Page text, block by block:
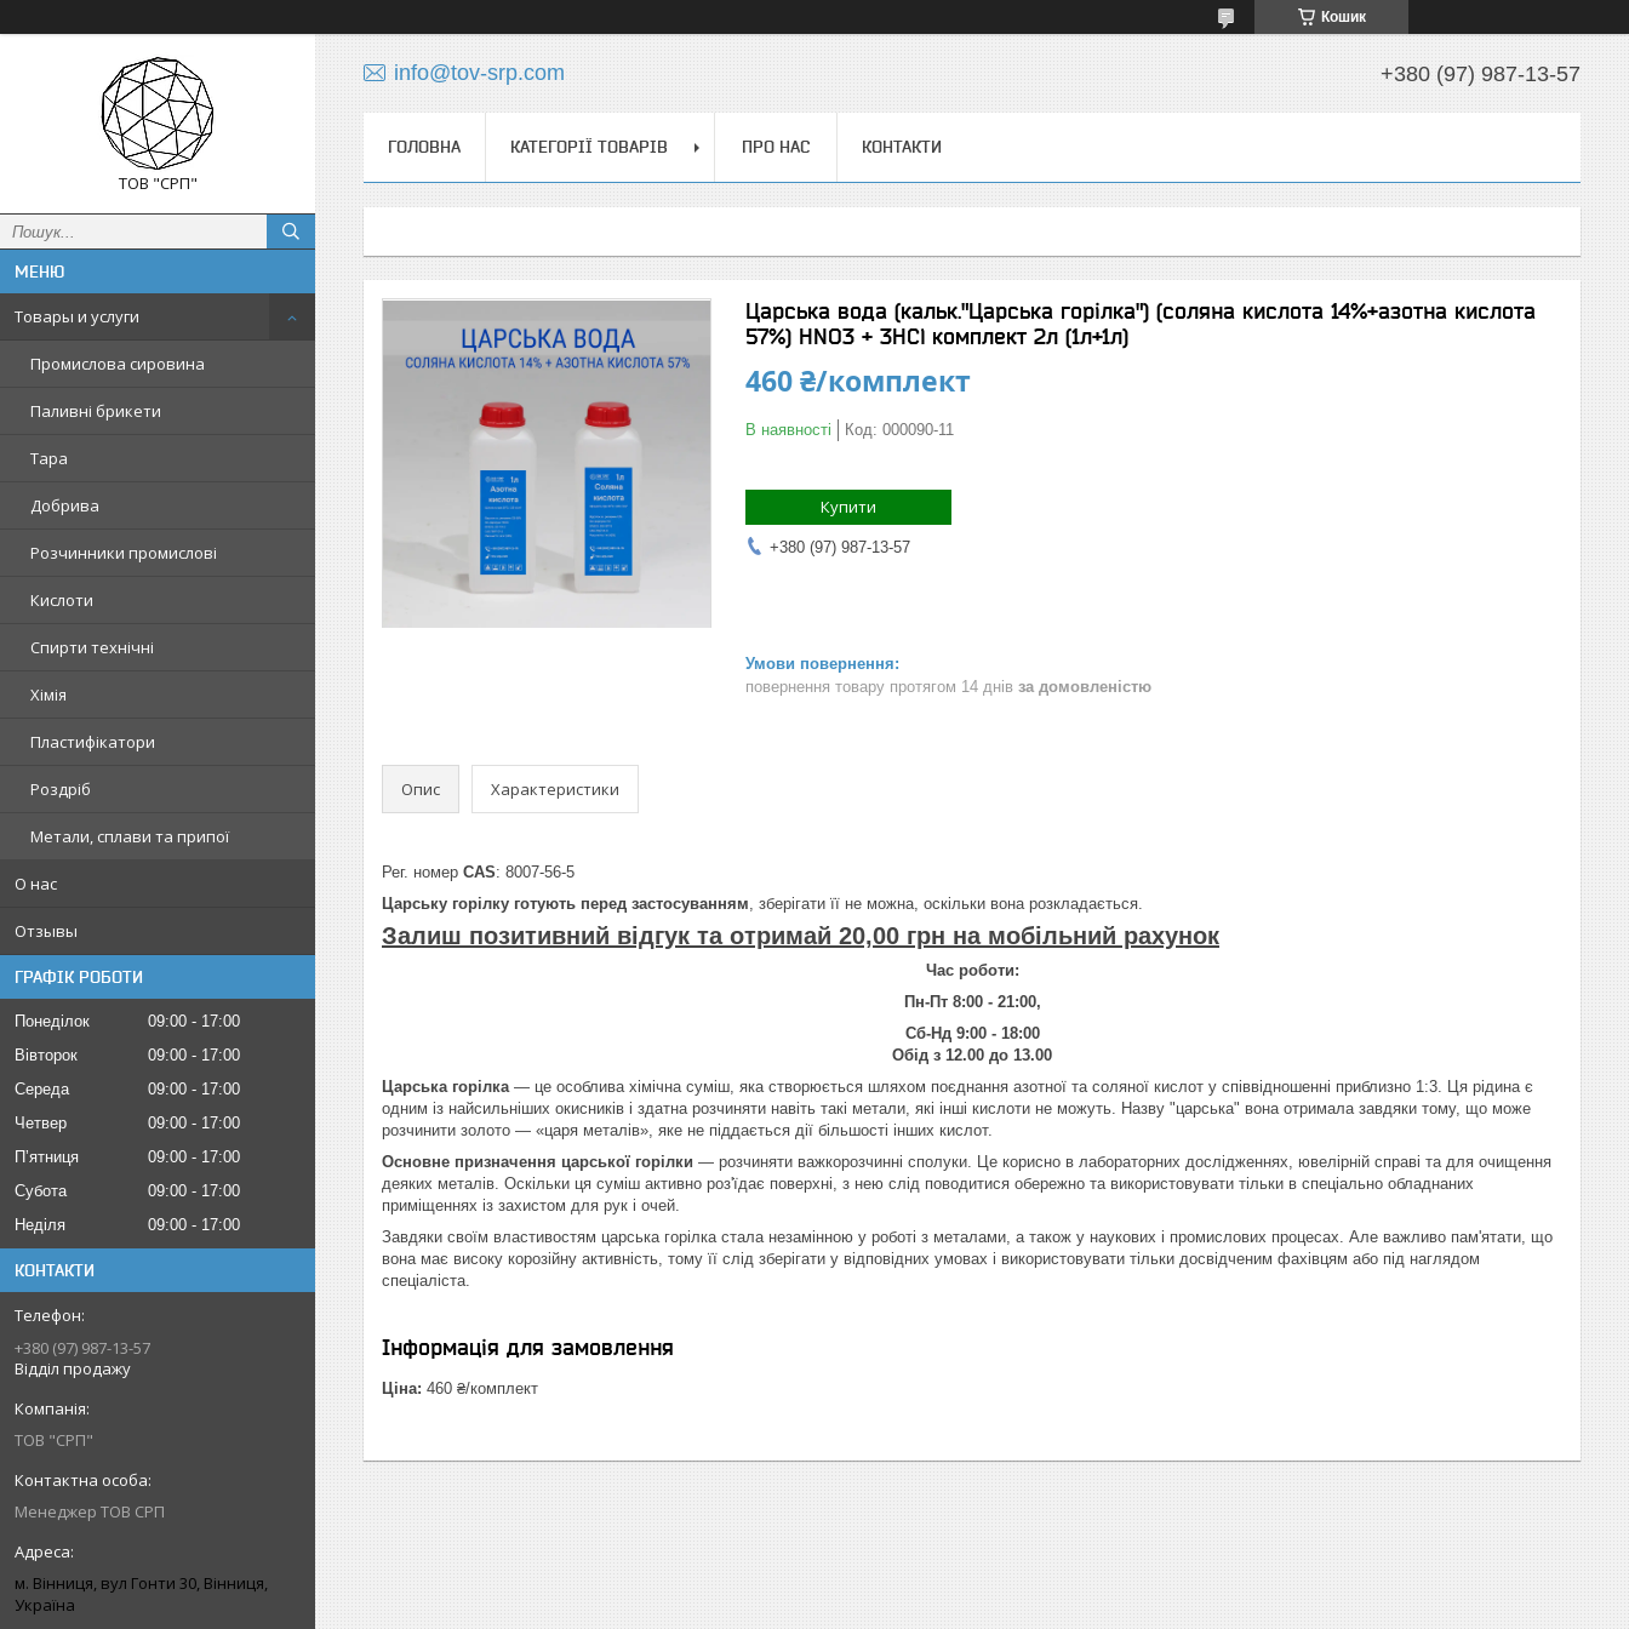
Кошик
ТОВ "СРП"
Товары и услуги
Промислова сировина
Паливні брикети
Тара
Добрива
Розчинники промислові
Кислоти
Спирти технічні
Хімія
Пластифікатори
Роздріб
Метали, сплави та припої
О нас
Отзывы
ГРАФІК РОБОТИ
Понеділок 09:00
17:00
Вівторок
09:00
17:00
Середа
09:00
17:00
Четвер
09:00
17:00
Пʼятниця
09:00
17:00
Субота
09:00
17:00
Неділя
09:00 17:00
КОНТАКТИ
+380 (97) 987-13-57
Відділ продажу
ТОВ "СРП"
Менеджер ТОВ СРП
м. Вінниця, вул Гонти 30, Вінниця,
Україна
info@tov-srp.com +380 (97) 987-13-57
ГОЛОВНА КАТЕГОРІЇ ТОВАРІВ ПРО НАС КОНТАКТИ
Царська вода (кальк."Царська горілка") (соляна кислота 14%+азотна кислота
57%) HNO3 + 3HCl комплект 2л (1л+1л)
460 ₴/комплект
В наявності Код: 000090-11
Купити
+380 (97) 987-13-57
повернення товару протягом 14 днів за домовленістю
Опис Характеристики
Рег. номер CAS: 8007-56-5
Царську горілку готують перед застосуванням, зберігати її не можна, оскільки вона розкладається.
Залиш позитивний відгук та отримай 20,00 грн на мобільний рахунок
Час роботи:
Пн-Пт 8:00 - 21:00,
Сб-Нд 9:00 - 18:00
Обід з 12.00 до 13.00
Царська горілка— це особлива хімічна суміш, яка створюється шляхом поєднання азотної та соляної кислот у співвідношенні приблизно 1:3. Ця рідина є
одним із найсильніших окисників і здатна розчиняти навіть такі метали, які інші кислоти не можуть. Назву "царська" вона отримала завдяки тому, що може
розчинити золото — «царя металів», яке не піддається дії більшості інших кислот.
Основне призначення царської горілки — розчиняти важкорозчинні сполуки. Це корисно в лабораторних дослідженнях, ювелірній справі та для очищення
деяких металів. Оскільки ця суміш активно роз'їдає поверхні, з нею слід поводитися обережно та використовувати тільки в спеціально обладнаних
приміщеннях із захистом для рук і очей.
Завдяки своїм властивостям царська горілка стала незамінною у роботі з металами, а також у наукових і промислових процесах. Але важливо пам'ятати, що
вона має високу корозійну активність, тому її слід зберігати у відповідних умовах і використовувати тільки досвідченим фахівцям або під наглядом
спеціаліста.
Інформація для замовлення
Ціна: 460 ₴/комплект